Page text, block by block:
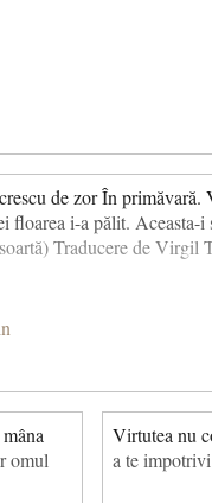
de zor În primăvară.
floarea i-a pălit. Aceasta-i
Traducere de Virgil
omul
Virtutea nu
a te